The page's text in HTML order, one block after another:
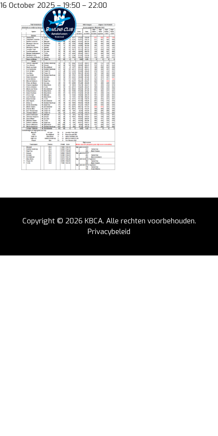
Skip
content
16 October 2025 – 19:50 – 22:00
Copyright © 2026 KBCA. Alle rechten voorbehouden.
Privacybeleid